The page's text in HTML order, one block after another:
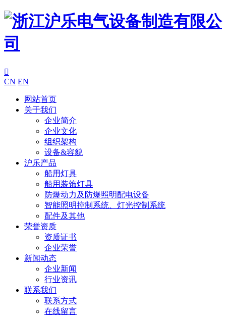

CN EN
网站首页
关于我们
企业简介
企业文化
组织架构
设备&容貌
沪乐产品
船用灯具
船用装饰灯具
防爆动力及防爆照明配电设备
智能照明控制系统、灯光控制系统
配件及其他
荣誉资质
资质证书
企业荣誉
新闻动态
企业新闻
行业资讯
联系我们
联系方式
在线留言